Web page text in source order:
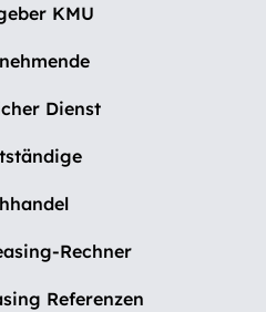
KMU
Dienst
Rechner
Referenzen